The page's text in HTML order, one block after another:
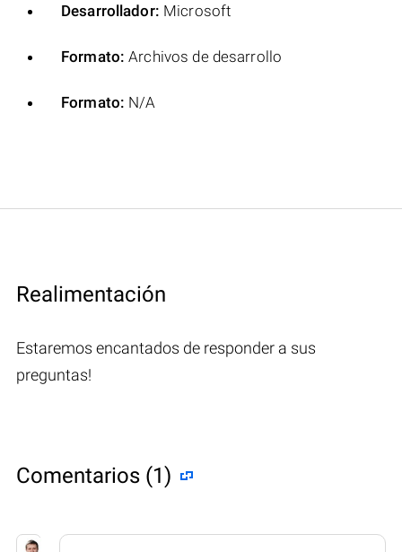
Desarrollador: Microsoft
Formato: Archivos de desarrollo
Formato: N/A
Realimentación
Estaremos encantados de responder a sus
preguntas!
Comentarios (1)